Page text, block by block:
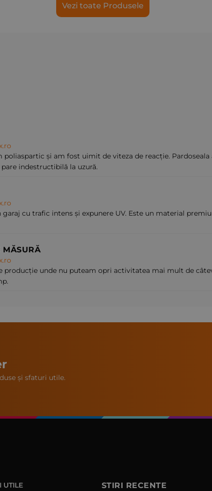
Vezi toate Produsele
poliaspartic și am fost uimit de viteza de reacție.
indestructibilă la uzură.
cu trafic intens și expunere UV. Este un material
MĂSURĂ
producție unde nu puteam opri activitatea mai mult de
și sfaturi utile.
UTILE
STIRI RECENTE